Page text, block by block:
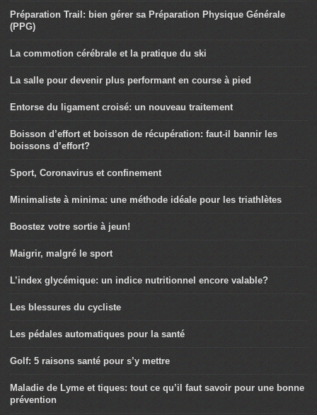
Préparation Trail: bien gérer sa Préparation Physique Générale
(PPG)
La commotion cérébrale et la pratique du ski
La salle pour devenir plus performant en course à pied
Entorse du ligament croisé: un nouveau traitement
Boisson d’effort et boisson de récupération: faut-il bannir les
boissons d’effort?
Sport, Coronavirus et confinement
Minimaliste à minima: une méthode idéale pour les triathlètes
Boostez votre sortie à jeun!
Maigrir, malgré le sport
L’index glycémique: un indice nutritionnel encore valable?
Les blessures du cycliste
Les pédales automatiques pour la santé
Golf: 5 raisons santé pour s’y mettre
Maladie de Lyme et tiques: tout ce qu’il faut savoir pour une bonne
prévention